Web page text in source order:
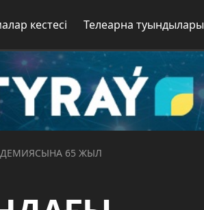
кестесі Телеарна туындылары
65 ЖЫЛ